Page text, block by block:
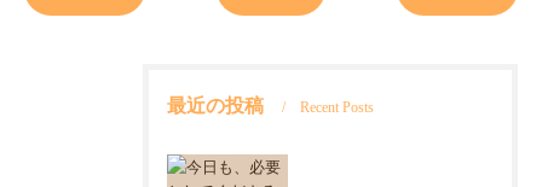
最近の投稿 Recent Posts